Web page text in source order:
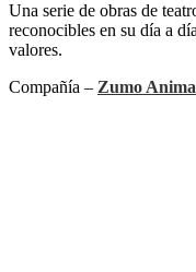
Una serie de obras de
reconocibles en su día a
valores.
Compañía – Zumo